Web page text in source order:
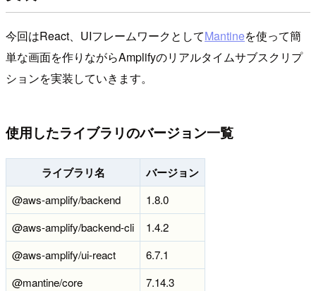
今回はReact、UIフレームワークとしてMantineを使って簡
単な画面を作りながらAmplifyのリアルタイムサブスクリプ
ションを実装していきます。
使用したライブラリのバージョン一覧
ライブラリ名 バージョン
@aws-amplify/backend
1.8.0
@aws-amplify/backend-cli
1.4.2
@aws-amplify/ui-react
6.7.1
@mantine/core
7.14.3